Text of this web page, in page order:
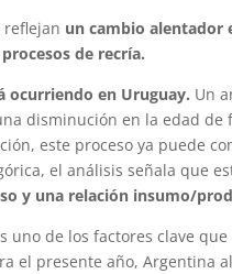
reflejan un cambio alentador
de recría.
ocurriendo en Uruguay. Un
disminución en la edad de
este proceso ya puede
el análisis señala que
y una relación insumo/
uno de los factores clave
el presente año, Argentina